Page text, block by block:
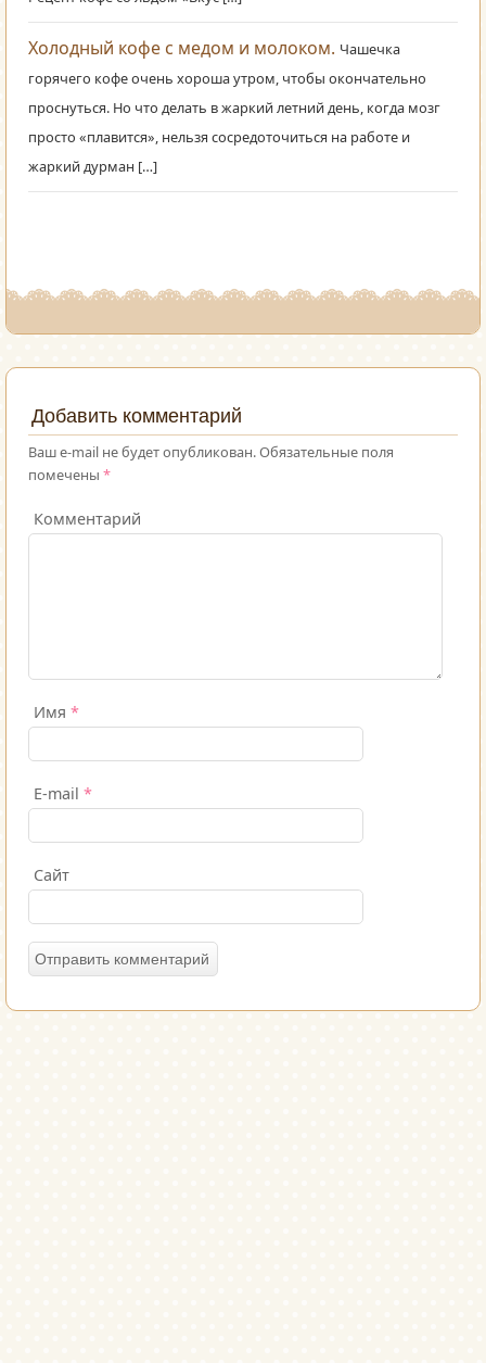
Холодный кофе с медом и молоком. Чашечка
горячего кофе очень хороша утром, чтобы окончательно
проснуться. Но что делать в жаркий летний день, когда мозг
просто «плавится», нельзя сосредоточиться на работе и
жаркий дурман […]
Добавить комментарий
Ваш e-mail не будет опубликован.Обязательные поля
помечены *
Комментарий
Имя *
E-mail *
Сайт